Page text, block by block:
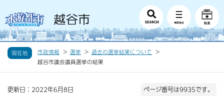
現在地 市政情報 選挙
過去の選挙結果について
越谷市議会議員選挙の結果
更新日：2022年6月8日 ページ番号は9935です。